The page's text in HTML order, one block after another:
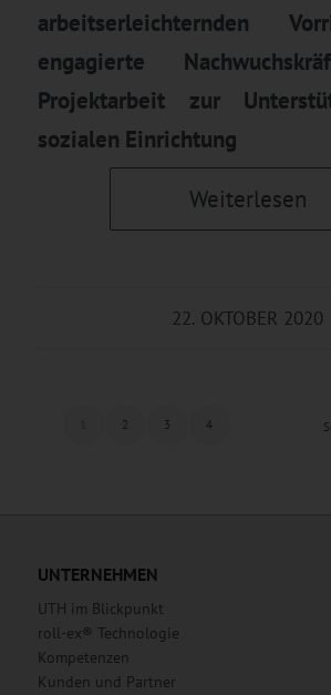
arbeitserleichternden
engagierte
Projektarbeit zur
sozialen Einrichtung
Weiterlesen
22. OKTOBER 2020
1 2 3 4
UNTERNEHMEN
UTH im Blickpunkt
roll-ex® Technologie
Kompetenzen
Kunden und Partner